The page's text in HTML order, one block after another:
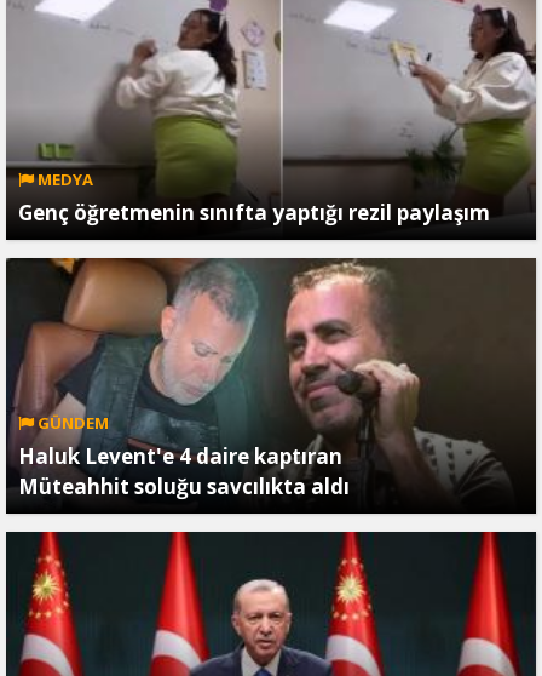
MEDYA
Genç öğretmenin sınıfta yaptığı rezil paylaşım
GÜNDEM
Haluk Levent'e 4 daire kaptıran
Müteahhit soluğu savcılıkta aldı